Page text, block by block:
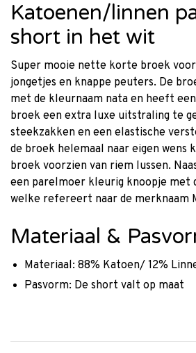
Katoenen/linnen
short in het wit
Super mooie nette korte broek
jongetjes en knappe peuters. De
met de kleurnaam nata en heeft
broek een extra luxe uitstraling te
steekzakken en een elastische
de broek helemaal naar eigen wens
broek voorzien van riem lussen.
een parelmoer kleurig knoopje met
welke refereert naar de merknaam
Materiaal &
Materiaal: 88% Katoen/ 12%
Pasvorm: De short valt op maat